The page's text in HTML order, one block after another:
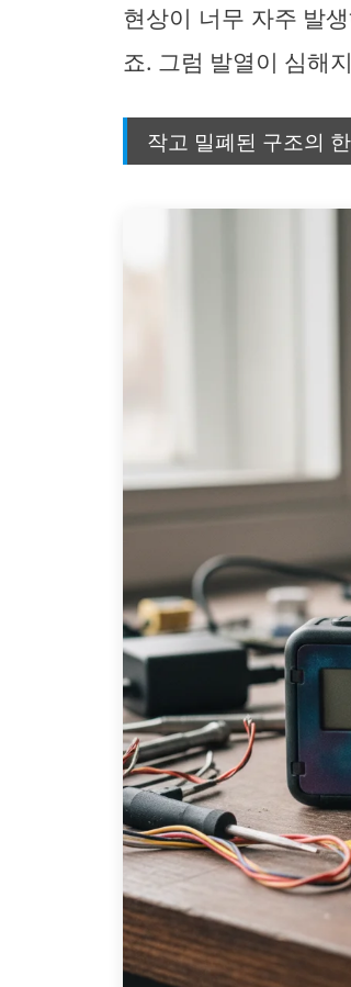
현상이 너무 자주 발
죠. 그럼 발열이 심해
작고 밀폐된 구조의